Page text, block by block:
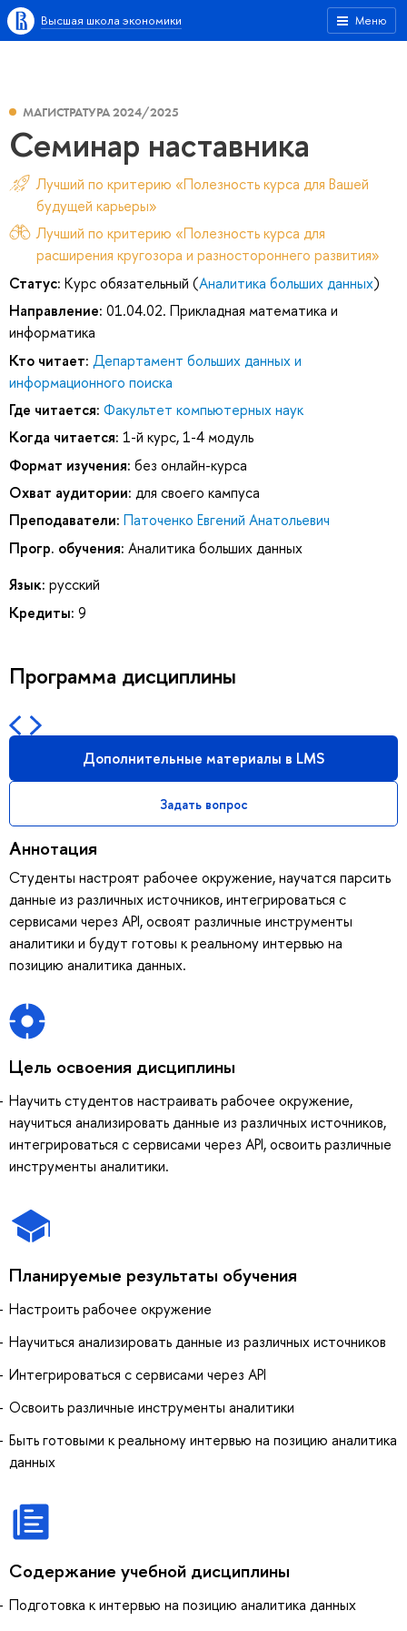
Меню
Высшая школа экономики
МАГИСТРАТУРА 2024/2025
Семинар наставника
Лучший по критерию «Полезность курса для Вашей
будущей карьеры»
Лучший по критерию «Полезность курса для
расширения кругозора и разностороннего развития»
Статус: Курс обязательный (Аналитика больших данных)
Направление: 01.04.02. Прикладная математика и
информатика
Кто читает: Департамент больших данных и
информационного поиска
Где читается: Факультет компьютерных наук
Когда читается: 1-й курс, 1-4 модуль
Формат изучения: без онлайн-курса
Охват аудитории: для своего кампуса
Преподаватели: Паточенко Евгений Анатольевич
Прогр. обучения: Аналитика больших данных
Язык: русский
Кредиты: 9
Программа дисциплины
Дополнительные материалы в LMS
Задать вопрос
Аннотация
Студенты настроят рабочее окружение, научатся парсить
данные из различных источников, интегрироваться с
сервисами через API, освоят различные инструменты
аналитики и будут готовы к реальному интервью на
позицию аналитика данных.
Цель освоения дисциплины
Научить студентов настраивать рабочее окружение,
научиться анализировать данные из различных источников,
интегрироваться с сервисами через API, освоить различные
инструменты аналитики.
Планируемые результаты обучения
Настроить рабочее окружение
Научиться анализировать данные из различных источников
Интегрироваться с сервисами через API
Освоить различные инструменты аналитики
Быть готовыми к реальному интервью на позицию аналитика
данных
Содержание учебной дисциплины
Подготовка к интервью на позицию аналитика данных